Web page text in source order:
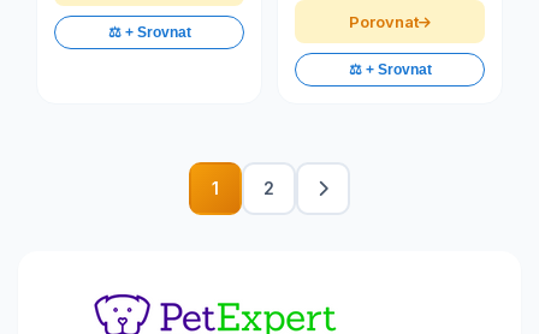
⚖️ + Srovnat
Porovnat
⚖️ + Srovnat
1 2